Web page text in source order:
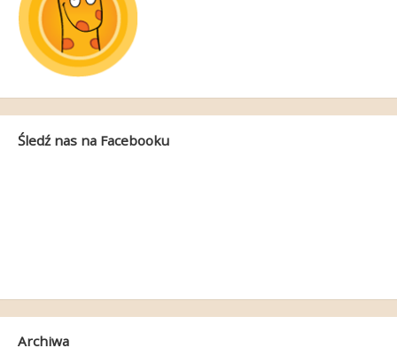
Śledź nas na Facebooku
Archiwa